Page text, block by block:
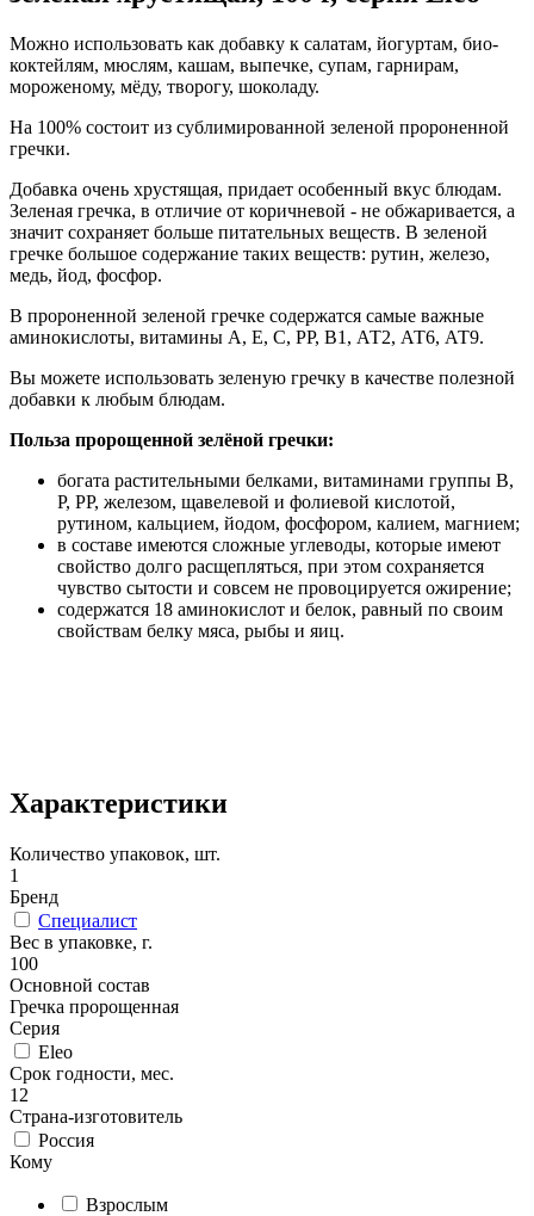
Можно использовать как добавку к салатам, йогуртам, био-
коктейлям, мюслям, кашам, выпечке, супам, гарнирам,
мороженому, мёду, творогу, шоколаду.
На 100% состоит из сублимированной зеленой пророненной
гречки.
Добавка очень хрустящая, придает особенный вкус блюдам.
Зеленая гречка, в отличие от коричневой - не обжаривается, а
значит сохраняет больше питательных веществ. В зеленой
гречке большое содержание таких веществ: рутин, железо,
медь, йод, фосфор.
В пророненной зеленой гречке содержатся самые важные
аминокислоты, витамины А, Е, С, РР, В1, АТ2, АТ6, АТ9.
Вы можете использовать зеленую гречку в качестве полезной
добавки к любым блюдам.
Польза пророщенной зелёной гречки:
богата растительными белками, витаминами группы В,
Р, РР, железом, щавелевой и фолиевой кислотой,
рутином, кальцием, йодом, фосфором, калием, магнием;
в составе имеются сложные углеводы, которые имеют
свойство долго расщепляться, при этом сохраняется
чувство сытости и совсем не провоцируется ожирение;
содержатся 18 аминокислот и белок, равный по своим
свойствам белку мяса, рыбы и яиц.
Характеристики
Количество упаковок, шт.
1
Бренд
Специалист
Вес в упаковке, г.
100
Основной состав
Гречка пророщенная
Серия
Eleo
Срок годности, мес.
12
Страна-изготовитель
Россия
Кому
Взрослым